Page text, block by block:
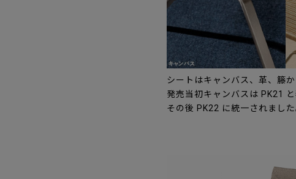
シートはキャンバス、革、籐
発売当初キャンバスは PK21
その後 PK22 に統一されました